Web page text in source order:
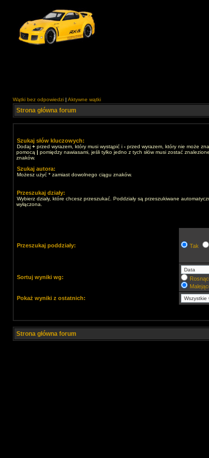
Wątki bez odpowiedzi | Aktywne wątki
Strona główna forum
Szukaj słów kluczowych:
Dodaj + przed wyrazem, który musi wystąpić i - przed wyrazem, który nie może
pomocą | pomiędzy nawiasami, jeśli tylko jedno z tych słów musi zostać
znaków.
Szukaj autora:
Możesz użyć * zamiast dowolnego ciągu znaków.
Przeszukaj działy:
Wybierz działy, które chcesz przeszukać. Poddziały są przeszukiwane
wyłączona.
Przeszukaj poddziały: Tak
Sortuj wyniki wg:
Pokaż wyniki z ostatnich:
Strona główna forum